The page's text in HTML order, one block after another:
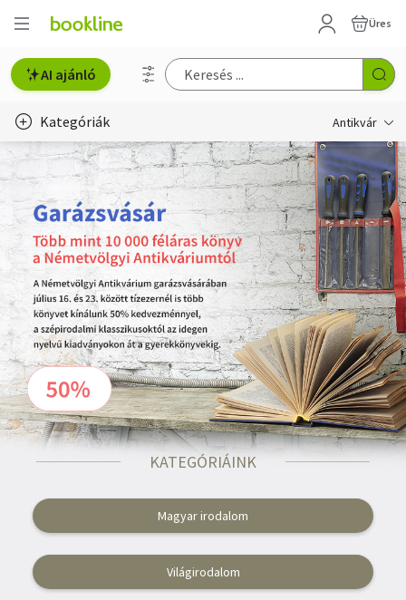
Üres
AI ajánló
Kategóriák Antikvár
Metszet
Régi képeslap
Életmód, egészség
Erotika
Gyermek- és ifjúsági
Hobbi, szabadidő
Idegen nyelvű
Irodalom
Minikönyv
Művészet
KATEGÓRIÁINK
Magyar irodalom
Világirodalom